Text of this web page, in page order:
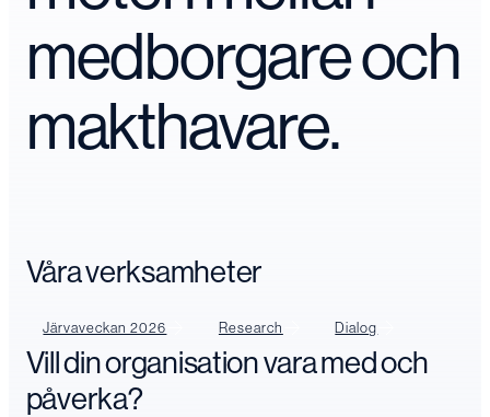
medborgare och
makthavare.
Våra verksamheter
Järvaveckan 2026 Research Dialog
Vill din organisation vara med och
påverka?